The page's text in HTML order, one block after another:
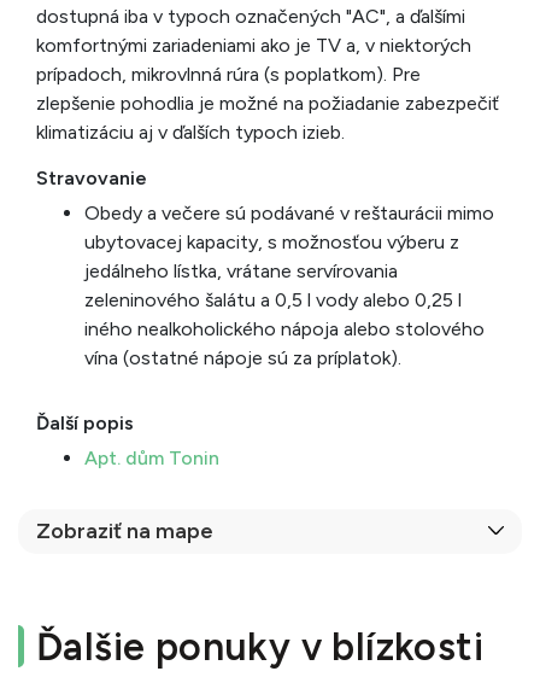
dostupná iba v typoch označených "AC", a ďalšími
komfortnými zariadeniami ako je TV a, v niektorých
prípadoch, mikrovlnná rúra (s poplatkom). Pre
zlepšenie pohodlia je možné na požiadanie zabezpečiť
klimatizáciu aj v ďalších typoch izieb.
Stravovanie
Obedy a večere sú podávané v reštaurácii mimo
ubytovacej kapacity, s možnosťou výberu z
jedálneho lístka, vrátane servírovania
zeleninového šalátu a 0,5 l vody alebo 0,25 l
iného nealkoholického nápoja alebo stolového
vína (ostatné nápoje sú za príplatok).
Ďalší popis
Apt. dům Tonin
Zobraziť na mape
Ďalšie ponuky v blízkosti